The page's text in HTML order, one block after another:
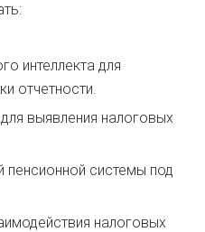
интеллекта для
отчетности.
выявления налоговых
пенсионной системы под
налоговых